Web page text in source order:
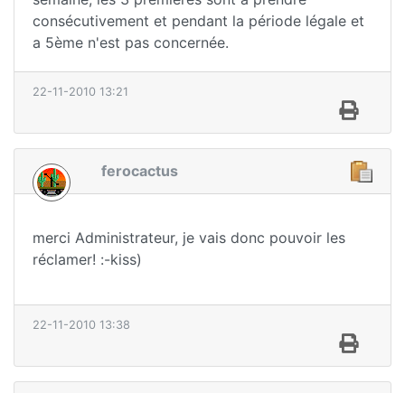
consécutivement et pendant la période légale et
a 5ème n'est pas concernée.
22-11-2010 13:21
ferocactus
merci Administrateur, je vais donc pouvoir les
réclamer! :-kiss)
22-11-2010 13:38